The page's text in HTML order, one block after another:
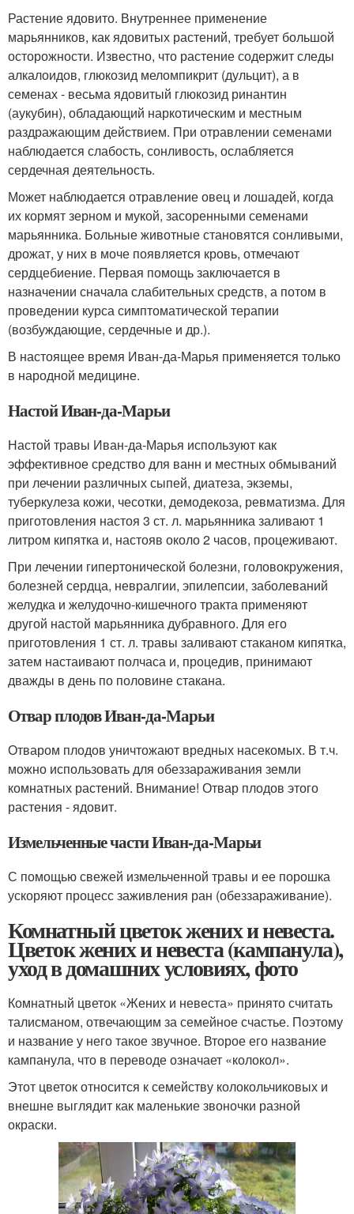
Растение ядовито. Внутреннее применение
марьянников, как ядовитых растений, требует большой
осторожности. Известно, что растение содержит следы
алкалоидов, глюкозид меломпикрит (дульцит), а в
семенах - весьма ядовитый глюкозид ринантин
(аукубин), обладающий наркотическим и местным
раздражающим действием. При отравлении семенами
наблюдается слабость, сонливость, ослабляется
сердечная деятельность.
Может наблюдается отравление овец и лошадей, когда
их кормят зерном и мукой, засоренными семенами
марьянника. Больные животные становятся сонливыми,
дрожат, у них в моче появляется кровь, отмечают
сердцебиение. Первая помощь заключается в
назначении сначала слабительных средств, а потом в
проведении курса симптоматической терапии
(возбуждающие, сердечные и др.).
В настоящее время Иван-да-Марья применяется только
в народной медицине.
Настой Иван-да-Марьи
Настой травы Иван-да-Марья используют как
эффективное средство для ванн и местных обмываний
при лечении различных сыпей, диатеза, экземы,
туберкулеза кожи, чесотки, демодекоза, ревматизма. Для
приготовления настоя 3 ст. л. марьянника заливают 1
литром кипятка и, настояв около 2 часов, процеживают.
При лечении гипертонической болезни, головокружения,
болезней сердца, невралгии, эпилепсии, заболеваний
желудка и желудочно-кишечного тракта применяют
другой настой марьянника дубравного. Для его
приготовления 1 ст. л. травы заливают стаканом кипятка,
затем настаивают полчаса и, процедив, принимают
дважды в день по половине стакана.
Отвар плодов Иван-да-Марьи
Отваром плодов уничтожают вредных насекомых. В т.ч.
можно использовать для обеззараживания земли
комнатных растений. Внимание! Отвар плодов этого
растения - ядовит.
Измельченные части Иван-да-Марьи
С помощью свежей измельченной травы и ее порошка
ускоряют процесс заживления ран (обеззараживание).
Комнатный цветок жених и невеста.
Цветок жених и невеста (кампанула),
уход в домашних условиях, фото
Комнатный цветок «Жених и невеста» принято считать
талисманом, отвечающим за семейное счастье. Поэтому
и название у него такое звучное. Второе его название
кампанула, что в переводе означает «колокол».
Этот цветок относится к семейству колокольчиковых и
внешне выглядит как маленькие звоночки разной
окраски.